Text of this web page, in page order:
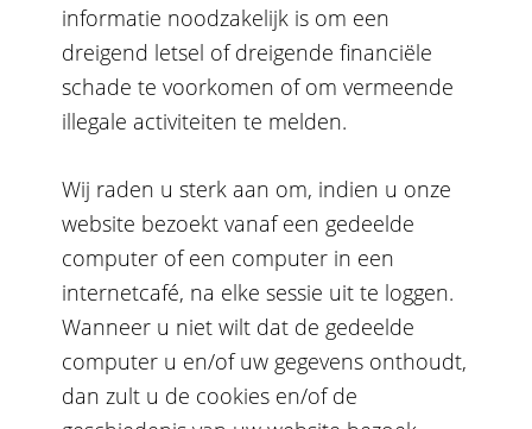
informatie noodzakelijk is om een
dreigend letsel of dreigende financiële
schade te voorkomen of om vermeende
illegale activiteiten te melden.
Wij raden u sterk aan om, indien u onze
website bezoekt vanaf een gedeelde
computer of een computer in een
internetcafé, na elke sessie uit te loggen.
Wanneer u niet wilt dat de gedeelde
computer u en/of uw gegevens onthoudt,
dan zult u de cookies en/of de